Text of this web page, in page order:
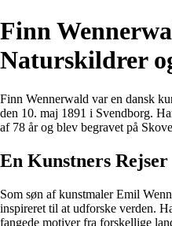
Finn
Naturskildrer
Finn Wennerwald var en dansk
den 10. maj 1891 i Svendborg.
af 78 år og blev begravet på
En Kunstners Rejser
Som søn af kunstmaler Emil
inspireret til at udforske verden.
fangede motiver fra forskellige